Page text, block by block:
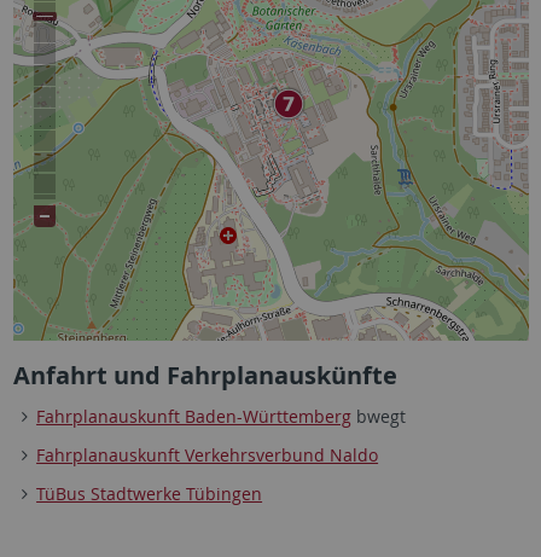
Anfahrt und Fahrplanauskünfte
Fahrplanauskunft Baden-Württemberg bwegt
Fahrplanauskunft Verkehrsverbund Naldo
TüBus Stadtwerke Tübingen